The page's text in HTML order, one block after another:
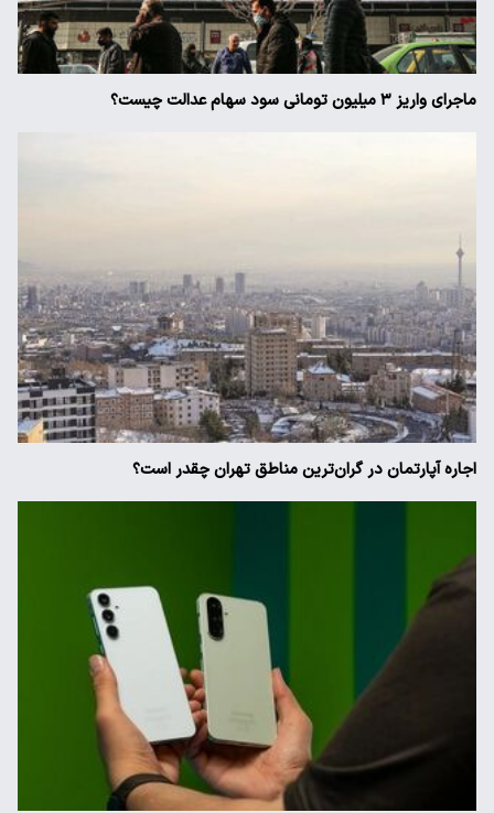
ماجرای واریز ۳ میلیون تومانی سود سهام عدالت چیست؟
اجاره آپارتمان در گران‌ترین مناطق تهران چقدر است؟